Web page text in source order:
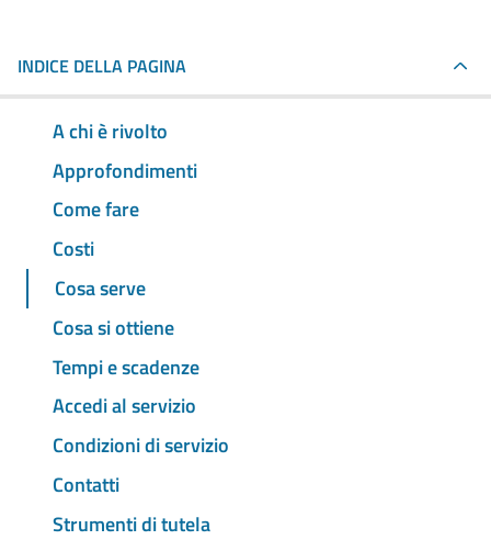
INDICE DELLA PAGINA
A chi è rivolto
Approfondimenti
Come fare
Costi
Cosa serve
Cosa si ottiene
Tempi e scadenze
Accedi al servizio
Condizioni di servizio
Contatti
Strumenti di tutela